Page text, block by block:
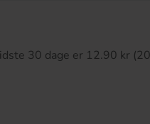
30 dage er 12.90 kr